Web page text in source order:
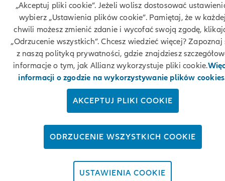
© Allianz 2026
„Akceptuj pliki cookie”. Jeżeli wolisz dostosować
wybierz „Ustawienia plików cookie”. Pamiętaj, że w
chwili możesz zmienić zdanie i wycofać swoją zgodę,
„Odrzucenie wszystkich”. Chcesz wiedzieć więcej? Zapoznaj
z naszą polityką prywatności, gdzie znajdziesz
informacje o tym, jak Allianz wykorzystuje pliki cookie.
informacji o zgodzie na wykorzystywanie plików
AKCEPTUJ PLIKI COOKIE
ODRZUCENIE WSZYSTKICH COOKIE
USTAWIENIA COOKIE